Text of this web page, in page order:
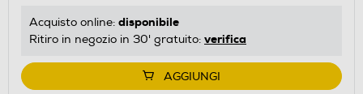
Acquisto online: disponibile
Ritiro in negozio in 30' gratuito: verifica
AGGIUNGI